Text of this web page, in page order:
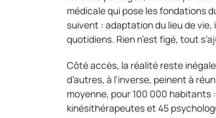
médicale qui pose les fondations
suivent : adaptation du lieu de
quotidiens. Rien n’est figé, tout
Côté accès, la réalité reste
d’autres, à l’inverse, peinent à
moyenne, pour 100 000 habitants
kinésithérapeutes et 45